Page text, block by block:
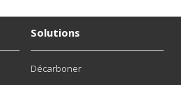
Solutions
Décarboner